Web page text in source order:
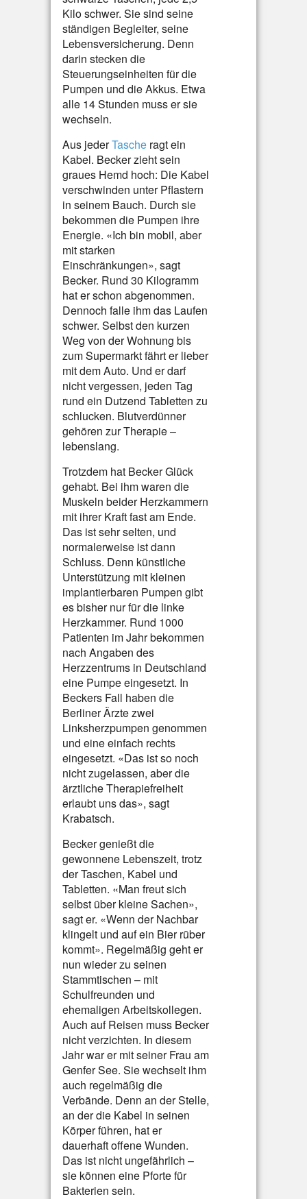
Kilo schwer. Sie sind seine
ständigen Begleiter, seine
Lebensversicherung. Denn
darin stecken die
Steuerungseinheiten für die
Pumpen und die Akkus. Etwa
alle 14 Stunden muss er sie
wechseln.
Aus jederTasche ragt ein
Kabel. Becker zieht sein
graues Hemd hoch: Die Kabel
verschwinden unter Pflastern
in seinem Bauch. Durch sie
bekommen die Pumpen ihre
Energie. «Ich bin mobil, aber
mit starken
Einschränkungen», sagt
Becker. Rund 30 Kilogramm
hat er schon abgenommen.
Dennoch falle ihm das Laufen
schwer. Selbst den kurzen
Weg von der Wohnung bis
zum Supermarkt fährt er lieber
mit dem Auto. Und er darf
nicht vergessen, jeden Tag
rund ein Dutzend Tabletten zu
schlucken. Blutverdünner
gehören zur Therapie –
lebenslang.
Trotzdem hat Becker Glück
gehabt. Bei ihm waren die
Muskeln beider Herzkammern
mit ihrer Kraft fast am Ende.
Das ist sehr selten, und
normalerweise ist dann
Schluss. Denn künstliche
Unterstützung mit kleinen
implantierbaren Pumpen gibt
es bisher nur für die linke
Herzkammer. Rund 1000
Patienten im Jahr bekommen
nach Angaben des
Herzzentrums in Deutschland
eine Pumpe eingesetzt. In
Beckers Fall haben die
Berliner Ärzte zwei
Linksherzpumpen genommen
und eine einfach rechts
eingesetzt. «Das ist so noch
nicht zugelassen, aber die
ärztliche Therapiefreiheit
erlaubt uns das», sagt
Krabatsch.
Becker genießt die
gewonnene Lebenszeit, trotz
der Taschen, Kabel und
Tabletten. «Man freut sich
selbst über kleine Sachen»,
sagt er. «Wenn der Nachbar
klingelt und auf ein Bier rüber
kommt». Regelmäßig geht er
nun wieder zu seinen
Stammtischen – mit
Schulfreunden und
ehemaligen Arbeitskollegen.
Auch auf Reisen muss Becker
nicht verzichten. In diesem
Jahr war er mit seiner Frau am
Genfer See. Sie wechselt ihm
auch regelmäßig die
Verbände. Denn an der Stelle,
an der die Kabel in seinen
Körper führen, hat er
dauerhaft offene Wunden.
Das ist nicht ungefährlich –
sie können eine Pforte für
Bakterien sein.